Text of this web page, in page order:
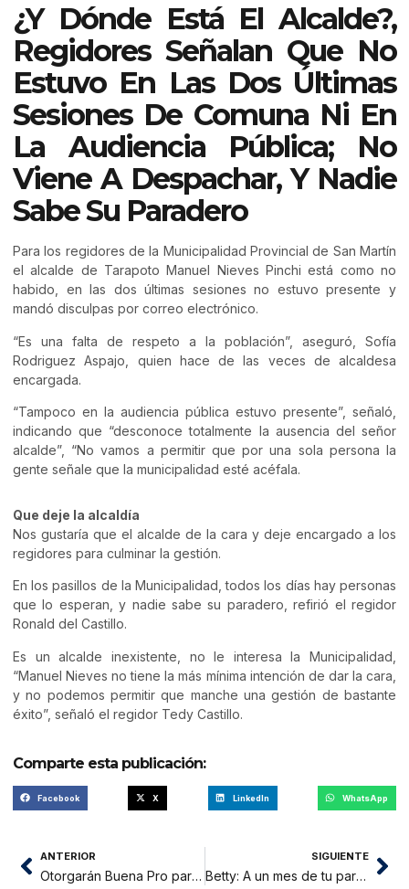
¿Y Dónde Está El Alcalde?,
Regidores Señalan Que No
Estuvo En Las Dos Últimas
Sesiones De Comuna Ni En
La Audiencia Pública; No
Viene A Despachar, Y Nadie
Sabe Su Paradero
Para los regidores de la Municipalidad Provincial de San Martín
el alcalde de Tarapoto Manuel Nieves Pinchi está como no
habido, en las dos últimas sesiones no estuvo presente y
mandó disculpas por correo electrónico.
“Es una falta de respeto a la población”, aseguró, Sofía
Rodriguez Aspajo, quien hace de las veces de alcaldesa
encargada.
“Tampoco en la audiencia pública estuvo presente”, señaló,
indicando que “desconoce totalmente la ausencia del señor
alcalde”, “No vamos a permitir que por una sola persona la
gente señale que la municipalidad esté acéfala.
Que deje la alcaldía
Nos gustaría que el alcalde de la cara y deje encargado a los
regidores para culminar la gestión.
En los pasillos de la Municipalidad, todos los días hay personas
que lo esperan, y nadie sabe su paradero, refirió el regidor
Ronald del Castillo.
Es un alcalde inexistente, no le interesa la Municipalidad,
“Manuel Nieves no tiene la más mínima intención de dar la cara,
y no podemos permitir que manche una gestión de bastante
éxito”, señaló el regidor Tedy Castillo.
Comparte esta publicación:
Facebook X LinkedIn WhatsApp
ANTERIOR
Otorgarán Buena Pro para la II Etapa de Jr. Jorge Chávez el 31 de diciembre
SIGUIENTE
Betty: A un mes de tu partida